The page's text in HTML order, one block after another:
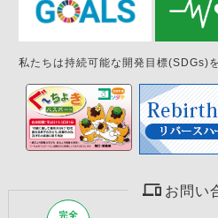
私たちは持続可能な開発目標(SDGs)
お問い